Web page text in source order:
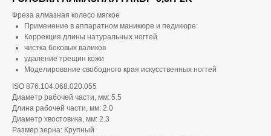
Фреза алмазная колесо мягкое
Применение в аппаратном маникюре и педикюре:
Коррекция длины натуральных ногтей
чистка боковых валиков
удаление трещин кожи
Моделирование свободного края искусственных ногтей
ISO 876.104.068.020.055
Диаметр рабочей части, мм: 5.5
Длина рабочей части, мм: 2.0
Диаметр хвостовика, мм: 2.3
Размер зерна: Крупный